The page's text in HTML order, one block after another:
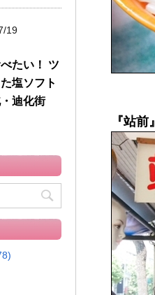
『站前』
19
たい！ ツ
塩ソフト
迪化街